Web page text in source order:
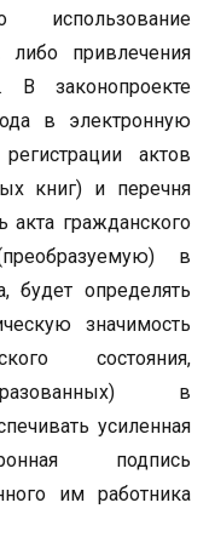
либо привлечения
В законопроекте
в электронную
актов
книг) и перечня
гражданского
в
будет определять
значимость
состояния,
в
усиленная
подпись
им работника